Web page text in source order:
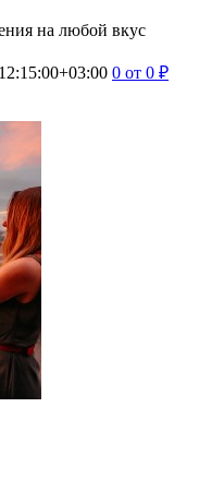
на любой вкус
0 от 0 ₽